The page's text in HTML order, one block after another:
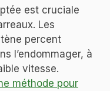
est cruciale
Les
percent
l’endommager, à
vitesse.
méthode pour